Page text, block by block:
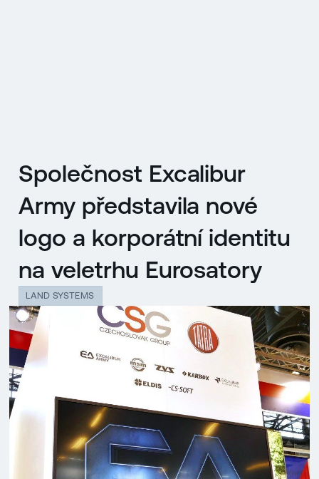
Společnost Excalibur
Army představila nové
logo a korporátní identitu
na veletrhu Eurosatory
LAND SYSTEMS